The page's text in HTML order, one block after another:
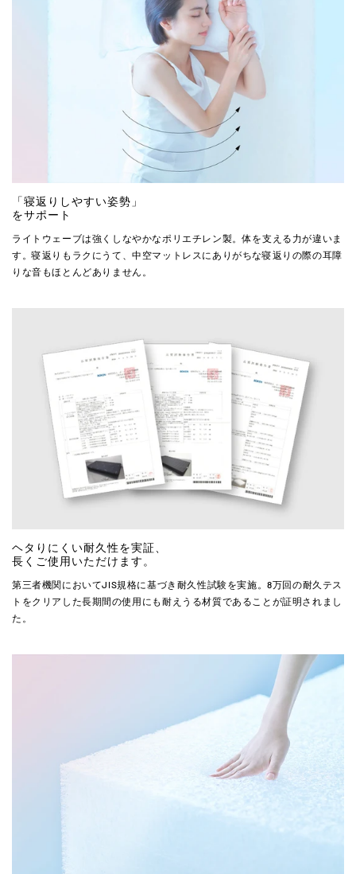
「寝返りしやすい姿勢」
をサポート
ライトウェーブは強くしなやかなポリエチレン製。体を支える力が違いま
す。寝返りもラクにうて、中空マットレスにありがちな寝返りの際の耳障
りな音もほとんどありません。
ヘタりにくい耐久性を実証、
長くご使用いただけます。
第三者機関においてJIS規格に基づき耐久性試験を実施。8万回の耐久テス
トをクリアした長期間の使用にも耐えうる材質であることが証明されまし
た。